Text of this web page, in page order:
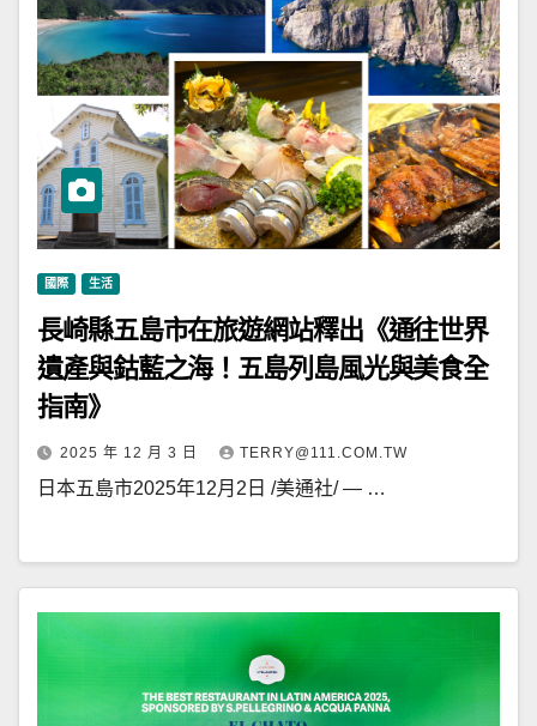
國際 生活
長崎縣五島市在旅遊網站釋出《通往世界
遺產與鈷藍之海！五島列島風光與美食全
指南》
2025 年 12 月 3 日 TERRY@111.COM.TW
日本五島市2025年12月2日 /美通社/ — …